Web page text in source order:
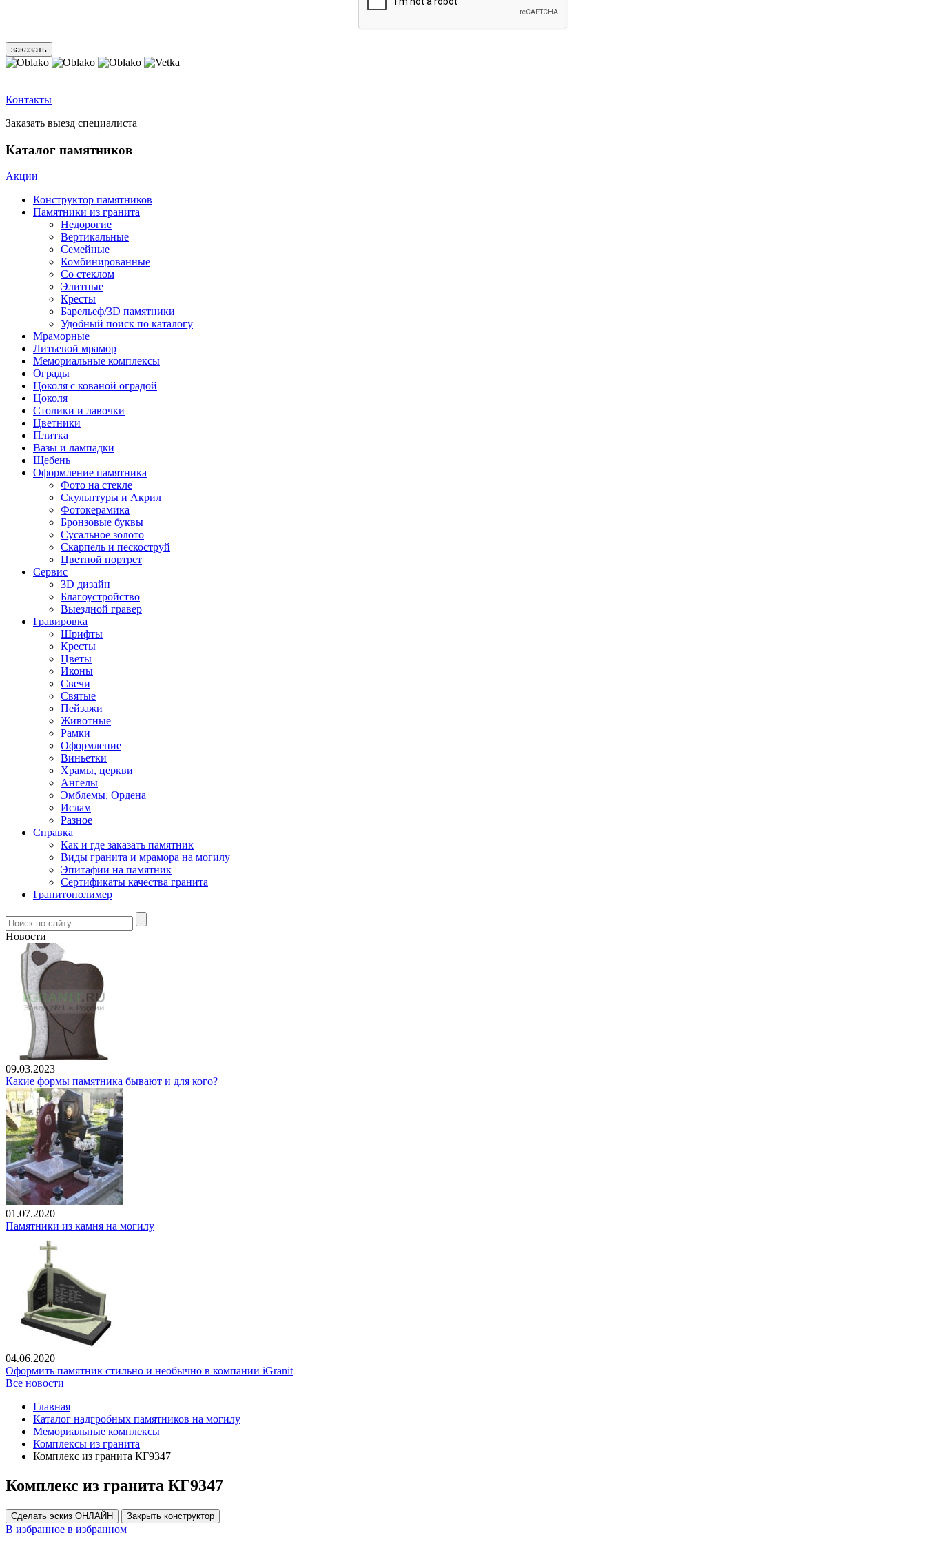
Контакты
Заказать выезд специалиста
Каталог памятников
Акции
Конструктор памятников
Памятники из гранита
Недорогие
Вертикальные
Семейные
Комбинированные
Со стеклом
Элитные
Кресты
Барельеф/3D памятники
Удобный поиск по каталогу
Мраморные
Литьевой мрамор
Мемориальные комплексы
Ограды
Цоколя с кованой оградой
Цоколя
Столики и лавочки
Цветники
Плитка
Вазы и лампадки
Щебень
Оформление памятника
Фото на стекле
Скульптуры и Акрил
Фотокерамика
Бронзовые буквы
Сусальное золото
Скарпель и пескоструй
Цветной портрет
Сервис
3D дизайн
Благоустройство
Выездной гравер
Гравировка
Шрифты
Кресты
Цветы
Иконы
Свечи
Святые
Пейзажи
Животные
Рамки
Оформление
Виньетки
Храмы, церкви
Ангелы
Эмблемы, Ордена
Ислам
Разное
Справка
Как и где заказать памятник
Виды гранита и мрамора на могилу
Эпитафии на памятник
Сертификаты качества гранита
Гранитополимер
Новости
09.03.2023
Какие формы памятника бывают и для кого?
01.07.2020
Памятники из камня на могилу
04.06.2020
Оформить памятник стильно и необычно в компании iGranit
Все новости
Главная
Каталог надгробных памятников на могилу
Мемориальные комплексы
Комплексы из гранита
Комплекс из гранита КГ9347
Комплекс из гранита КГ9347
Сделать эскиз ОНЛАЙН Закрыть конструктор
В избранное в избранном